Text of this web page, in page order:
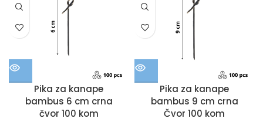
Pika za kanape
bambus 6 cm crna
čvor 100 kom
Pika za kanape
bambus 9 cm crna
Čvor 100 kom